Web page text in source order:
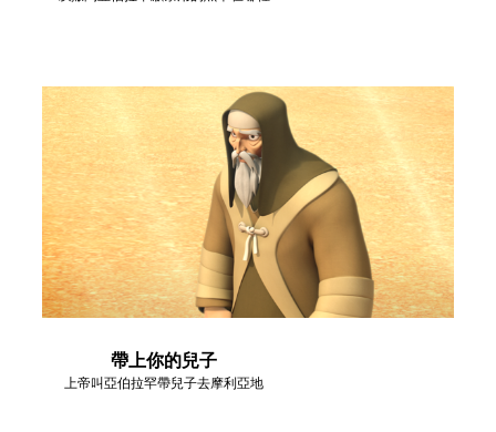
帶上你的兒子
上帝叫亞伯拉罕帶兒子去摩利亞地